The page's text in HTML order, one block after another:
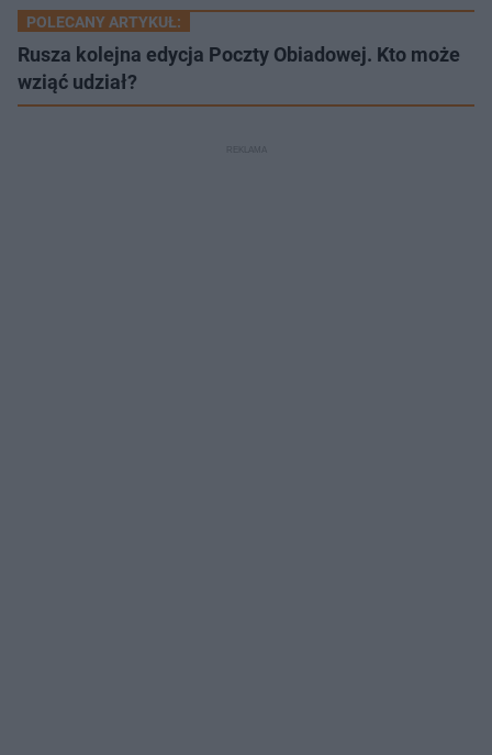
POLECANY ARTYKUŁ:
Rusza kolejna edycja Poczty Obiadowej. Kto może
wziąć udział?